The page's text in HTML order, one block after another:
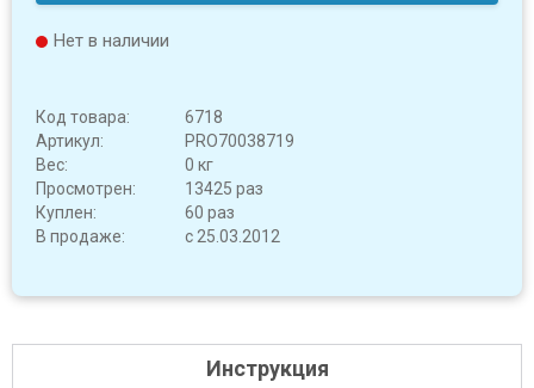
Нет в наличии
Код товара:
6718
Артикул:
PRO70038719
Вес:
0 кг
Просмотрен:
13425 раз
Куплен:
60 раз
В продаже:
с 25.03.2012
Инструкция